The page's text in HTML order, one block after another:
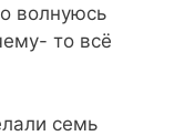
волнуюсь
то всё
семь